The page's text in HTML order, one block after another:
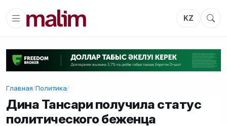
KZ
Главная/Политика/
Дина Тансари получила статус
политического беженца